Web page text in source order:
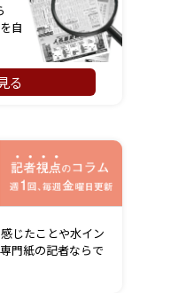
自
る
じたことや水イン
門紙の記者ならで